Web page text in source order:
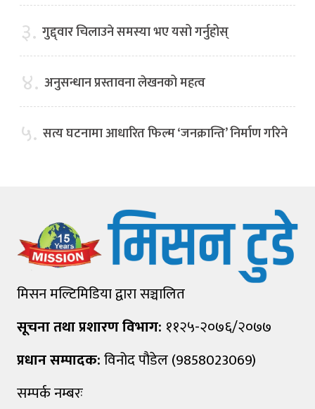
३. गुद्द्वार चिलाउने समस्या भए यसो गर्नुहोस्
४. अनुसन्धान प्रस्तावना लेखनको महत्व
५. सत्य घटनामा आधारित फिल्म ‘जनक्रान्ति’ निर्माण गरिने
मिसन मल्टिमिडिया द्वारा सञ्चालित
सूचना तथा प्रशारण विभाग: ११२५-२०७६/२०७७
प्रधान सम्पादक:विनोद पौडेल (9858023069)
सम्पर्क नम्बरः